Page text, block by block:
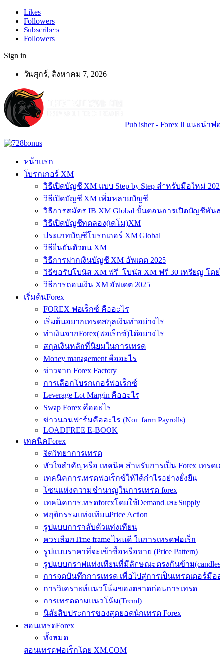
Likes
Followers
Subscribers
Followers
Sign in
วันศุกร์, สิงหาคม 7, 2026
Publisher - Forex ll แนะนำ
หน้าแรก
โบรกเกอร์ XM
วิธีเปิดบัญชี XM แบบ Step by Step สำหรับมือใหม่
วิธีเปิดบัญชี XM เพิ่มหลายบัญชี
วิธีการสมัคร IB XM Global ขั้นตอนการเปิดบัญชีพันธ
วิธีเปิดบัญชีทดลอง(เดโม)XM
ประเภทบัญชีโบรกเกอร์ XM Global
วิธียืนยันตัวตน XM
วิธีการฝากเงินบัญชี XM อัพเดต 2025
วิธีขอรับโบนัส XM ฟรี โบนัส XM ฟรี 30 เหรียญ โดย
วิธีการถอนเงิน XM อัพเดต 2025
เริ่มต้นForex
FOREX ฟอเร็กซ์ คืออะไร
เริ่มต้นอยากเทรดสกุลเงินทำอย่างไร
ทำเงินจากForex(ฟอเร็กซ์)ได้อย่างไร
สกุลเงินหลักที่นิยมในการเทรด
Money management คืออะไร
ข่าวจาก Forex Factory
การเลือกโบรกเกอร์ฟอเร็กซ์
Leverage Lot Margin คืออะไร
Swap Forex คืออะไร
ข่าวนอนฟาร์มคืออะไร (Non-farm Payrolls)
LOADFREE E-BOOK
เทคนิคForex
จิตวิทยาการเทรด
หัวใจสำคัญหรือ เทคนิค สำหรับการเป็น Forex เทรดเ
เทคนิคการเทรดฟอเร็กซ์ให้ได้กำไรอย่างยั่งยืน
โซนแห่งความชำนาญในการเทรด forex
เทคนิคการเทรดforexโดยใช้DemandและSupply
พฤติกรรมแท่งเทียนPrice Action
รูปแบบการกลับตัวแท่งเทียน
ควรเลือกTime frame ไหนดี ในการเทรดฟอเร็ก
รูปแบบราคาที่จะเข้าซื้อหรือขาย (Price Pattern)
รูปแบบกราฟแท่งเทียนที่มีลักษณะตรงกันข้าม
การจดบันทึกการเทรด เพื่อไปสู่การเป็นเทรดเดอร์มื
การวิเคราะห์แนวโน้มของตลาดก่อนการเทรด
การเทรดตามแนวโน้ม(Trend)
นิสัยสิบประการของสุดยอดนักเทรด Forex
สอนเทรดForex
ทั้งหมด
สอนเทรดฟอเร็กโดย XM.COM